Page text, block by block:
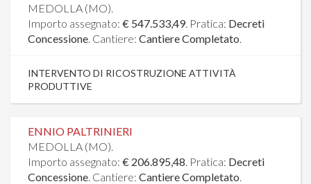
MEDOLLA (MO).
Importo assegnato: € 547.533,49. Pratica: Decreti
Concessione. Cantiere: Cantiere Completato.
INTERVENTO DI RICOSTRUZIONE ATTIVITÀ
PRODUTTIVE
ENNIO PALTRINIERI
MEDOLLA (MO).
Importo assegnato: € 206.895,48. Pratica: Decreti
Concessione. Cantiere: Cantiere Completato.